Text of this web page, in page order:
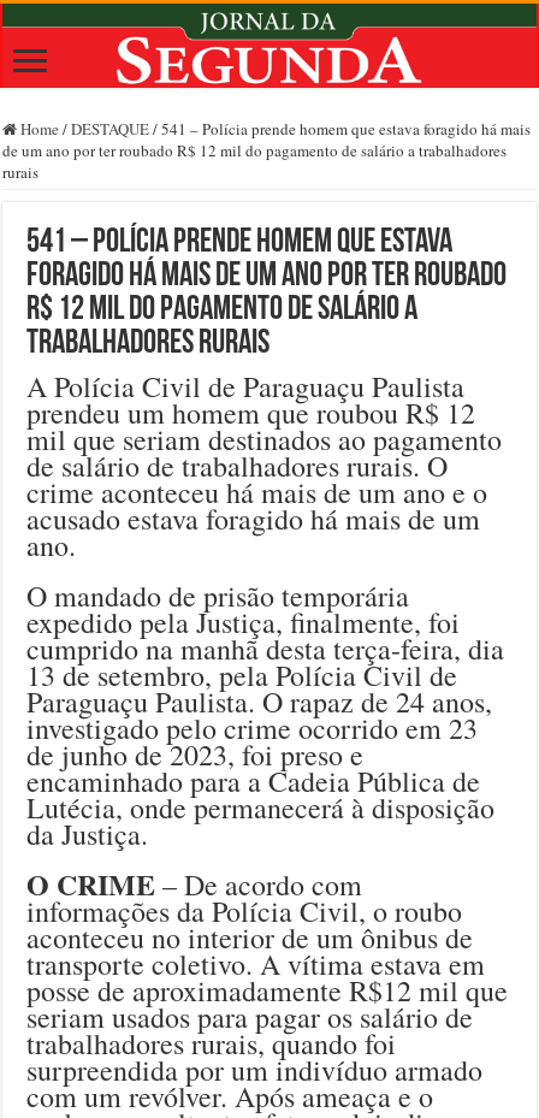
Home /DESTAQUE/541 – Polícia prende homem que estava foragido há mais
de um ano por ter roubado R$ 12 mil do pagamento de salário a trabalhadores
rurais
541 – Polícia prende homem que estava
foragido há mais de um ano por ter roubado
R$ 12 mil do pagamento de salário a
trabalhadores rurais
A Polícia Civil de Paraguaçu Paulista
prendeu um homem que roubou R$ 12
mil que seriam destinados ao pagamento
de salário de trabalhadores rurais. O
crime aconteceu há mais de um ano e o
acusado estava foragido há mais de um
ano.
O mandado de prisão temporária
expedido pela Justiça, finalmente, foi
cumprido na manhã desta terça-feira, dia
13 de setembro, pela Polícia Civil de
Paraguaçu Paulista. O rapaz de 24 anos,
investigado pelo crime ocorrido em 23
de junho de 2023, foi preso e
encaminhado para a Cadeia Pública de
Lutécia, onde permanecerá à disposição
da Justiça.
O CRIME– De acordo com
informações da Polícia Civil, o roubo
aconteceu no interior de um ônibus de
transporte coletivo. A vítima estava em
posse de aproximadamente R$12 mil que
seriam usados para pagar os salário de
trabalhadores rurais, quando foi
surpreendida por um indivíduo armado
com um revólver. Após ameaça e o